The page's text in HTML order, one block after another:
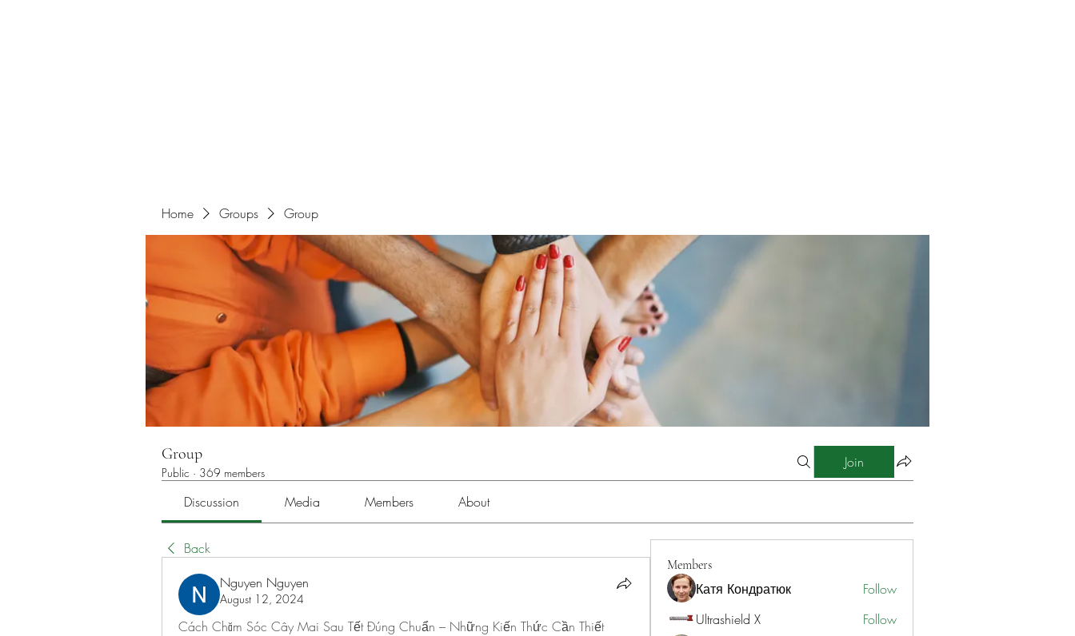
Home Groups Group
Group
Public · 369 members
Join
Discussion Media Members About
Back
Nguyen Nguyen
August 12, 2024
Cách Chăm Sóc Cây Mai Sau Tết Đúng Chuẩn – Những Kiến Thức Cần Thiết
Members
Катя Кондратюк
Follow
Ultrashield X
Follow